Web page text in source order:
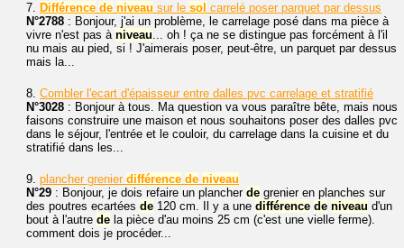
7. Différence de niveau sur le sol carrelé poser parquet par dessus
N°2788 : Bonjour, j'ai un problème, le carrelage posé dans ma pièce à
vivre n'est pas à niveau... oh ! ça ne se distingue pas forcément à l'il
nu mais au pied, si ! J'aimerais poser, peut-être, un parquet par dessus
mais la...
8. Combler l'ecart d'épaisseur entre dalles pvc carrelage et stratifié
N°3028 : Bonjour à tous. Ma question va vous paraître bête, mais nous
faisons construire une maison et nous souhaitons poser des dalles pvc
dans le séjour, l'entrée et le couloir, du carrelage dans la cuisine et du
stratifié dans les...
9. plancher grenier différence de niveau
N°29 : Bonjour, je dois refaire un plancher de grenier en planches sur
des poutres ecartées de 120 cm. Il y a une différence de niveau d'un
bout à l'autre de la pièce d'au moins 25 cm (c'est une vielle ferme).
comment dois je procéder...